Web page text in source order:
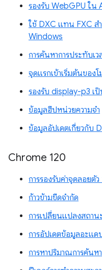
รองรับ WebGPU ใน
ใช้ DXC แทน FXC ส
Windows
การค้นหาการประทับเ
จุดแรกเข้าเริ่มต้นของ
รองรับ display-p3 เ
ข้อมูลฮีปหน่วยความจำ
ข้อมูลอัปเดตเกี่ยวกับ
Chrome 120
การรองรับค่าจุดลอยตั
ก้าวข้ามขีดจำกัด
การเปลี่ยนแปลงสถาน
การอัปเดตข้อมูลอะแด
การหาปริมาณการค้นห